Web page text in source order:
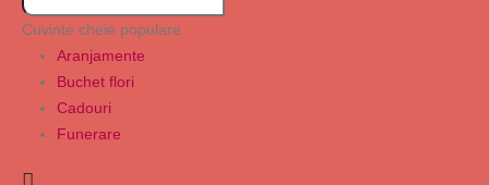
Cuvinte cheie populare
Aranjamente
Buchet flori
Cadouri
Funerare